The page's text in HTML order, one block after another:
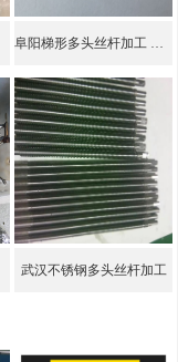
阜阳梯形多头丝杆加工 库存充足
武汉不锈钢多头丝杆加工